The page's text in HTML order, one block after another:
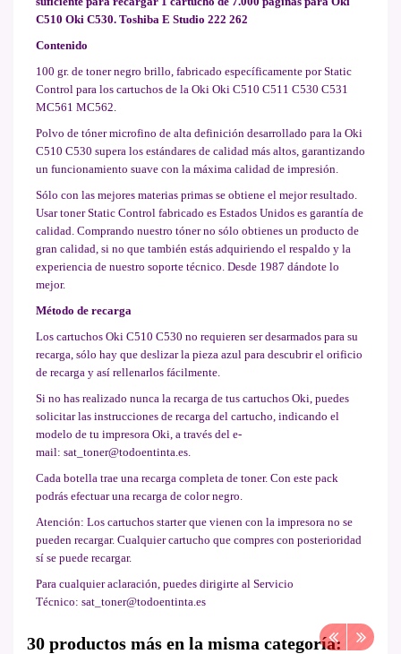
C510 Oki C530. Toshiba E Studio 222 262
Contenido
100 gr. de toner negro brillo, fabricado específicamente por Static
Control para los cartuchos de la Oki Oki C510 C511 C530 C531
MC561 MC562.
Polvo de tóner microfino de alta definición desarrollado para la Oki
C510 C530 supera los estándares de calidad más altos, garantizando
un funcionamiento suave con la máxima calidad de impresión.
Sólo con las mejores materias primas se obtiene el mejor resultado.
Usar toner Static Control fabricado es Estados Unidos es garantía de
calidad. Comprando nuestro tóner no sólo obtienes un producto de
gran calidad, si no que también estás adquiriendo el respaldo y la
experiencia de nuestro soporte técnico. Desde 1987 dándote lo
mejor.
Método de recarga
Los cartuchos Oki C510 C530 no requieren ser desarmados para su
recarga, sólo hay que deslizar la pieza azul para descubrir el orificio
de recarga y así rellenarlos fácilmente.
Si no has realizado nunca la recarga de tus cartuchos Oki, puedes
solicitar las instrucciones de recarga del cartucho, indicando el
modelo de tu impresora Oki, a través del e-
mail: sat_toner@todoentinta.es
Cada botella trae una recarga completa de toner. Con este pack
podrás efectuar una recarga de color negro.
Atención: Los cartuchos starter que vienen con la impresora no se
pueden recargar. Cualquier cartucho que compres con posterioridad
sí se puede recargar.
Para cualquier aclaración, puedes dirigirte al Servicio
Técnico: sat_toner@todoentinta.es
30 productos más en la misma categoría: